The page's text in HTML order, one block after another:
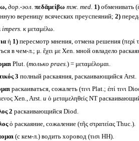
дор.-эол. πεδᾰμείβω тж. med. 1)обменивать
вереницу всяческих преуспеяний; 2)
impers. кμεταμέλω.
ἡ 1)пересмотр мнения, отмена решения (περί
в чем-л.; μ. ἔχει με Xen. мной овладело
Plut. (только praes. ) = μεταμέλομαι.
3 полный раскаяния, раскаивающийся Arst.
раскаиваться, сожалеть (τινι Plat.; ἐπί τινι
Xen., Arst. и ὁ μεταμεληθείς NT
2 раскаивающийся Diod.
ὁ раскаяние, сожаление (τῆς στρατείας Thuc.).
(с кем-л.) водить хоровод (τισι HH).